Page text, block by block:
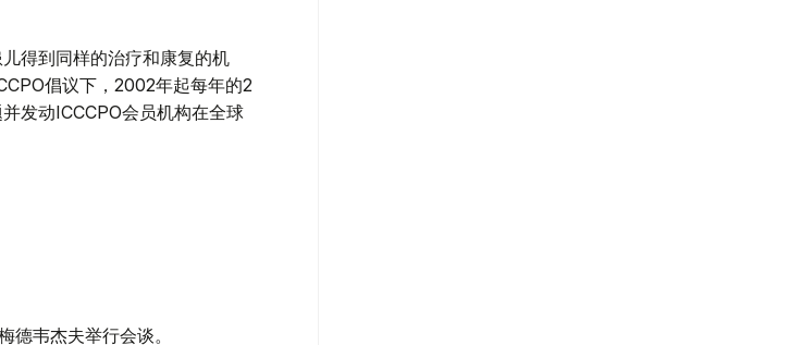
得到同样的治疗和康复的机
倡议下，2002年起每年的2
发动ICCCPO会员机构在全球
韦杰夫举行会谈。